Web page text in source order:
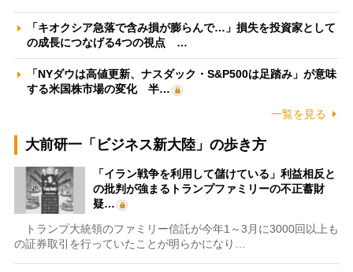
「キオクシア急落で含み損が膨らんで…」損失を投資家として
の成長につなげる4つの視点 …
「NYダウは高値更新、ナスダック・S&P500は足踏み」が意味
する米国株市場の変化 半…
一覧を見る
大前研一「ビジネス新大陸」の歩き方
「イラン戦争を利用して儲けている」利益相反と
の批判が強まるトランプファミリーの不正蓄財
疑…
トランプ大統領のファミリー信託が今年1～3月に3000回以上も
の証券取引を行っていたことが明らかになり…